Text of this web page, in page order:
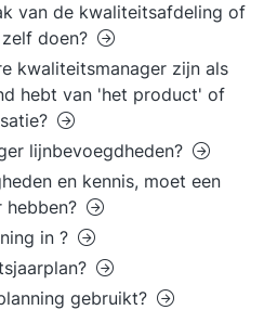
van de kwaliteitsafdeling of
doen?
kwaliteitsmanager zijn als
hebt van 'het product' of
lijnbevoegdheden?
en kennis, moet een
in ?
gebruikt?